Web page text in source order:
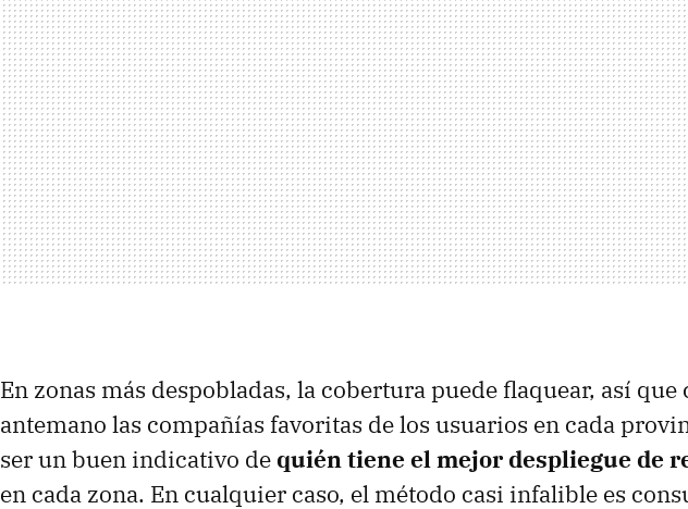
En zonas más despobladas, la cobertura puede flaquear, así que
antemano las compañías favoritas de los usuarios en cada
ser un buen indicativo dequién tiene el mejor despliegue de
en cada zona. En cualquier caso, el método casi infalible es